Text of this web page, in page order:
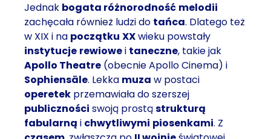
Jednak bogata różnorodność melodii
zachęcała również ludzi do tańca. Dlatego też
w XIX i na początku XXwieku powstały
instytucje rewiowei taneczne, takie jak
Apollo Theatre (obecnie Apollo Cinema) i
Sophiensäle. Lekka muza w postaci
operetek przemawiała do szerszej
publiczności swoją prostąstrukturą
fabularną i chwytliwymi piosenkami. Z